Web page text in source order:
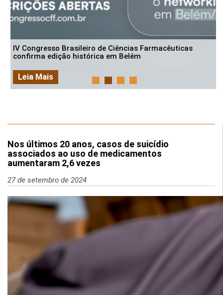
IV Congresso Brasileiro de Ciências Farmacêuticas
confirma edição histórica em Belém
Leia Mais
Nos últimos 20 anos, casos de suicídio
associados ao uso de medicamentos
aumentaram 2,6 vezes
27 de setembro de 2024